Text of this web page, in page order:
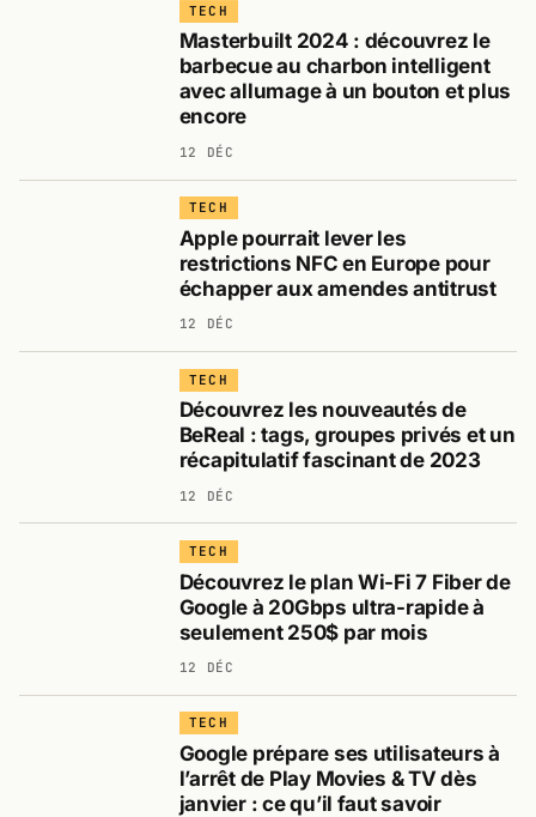
TECH
Masterbuilt 2024 : découvrez le
barbecue au charbon intelligent
avec allumage à un bouton et plus
encore
12 DÉC
TECH
Apple pourrait lever les
restrictions NFC en Europe pour
échapper aux amendes antitrust
12 DÉC
TECH
Découvrez les nouveautés de
BeReal : tags, groupes privés et un
récapitulatif fascinant de 2023
12 DÉC
TECH
Découvrez le plan Wi-Fi 7 Fiber de
Google à 20Gbps ultra-rapide à
seulement 250$ par mois
12 DÉC
TECH
Google prépare ses utilisateurs à
l’arrêt de Play Movies & TV dès
janvier : ce qu’il faut savoir